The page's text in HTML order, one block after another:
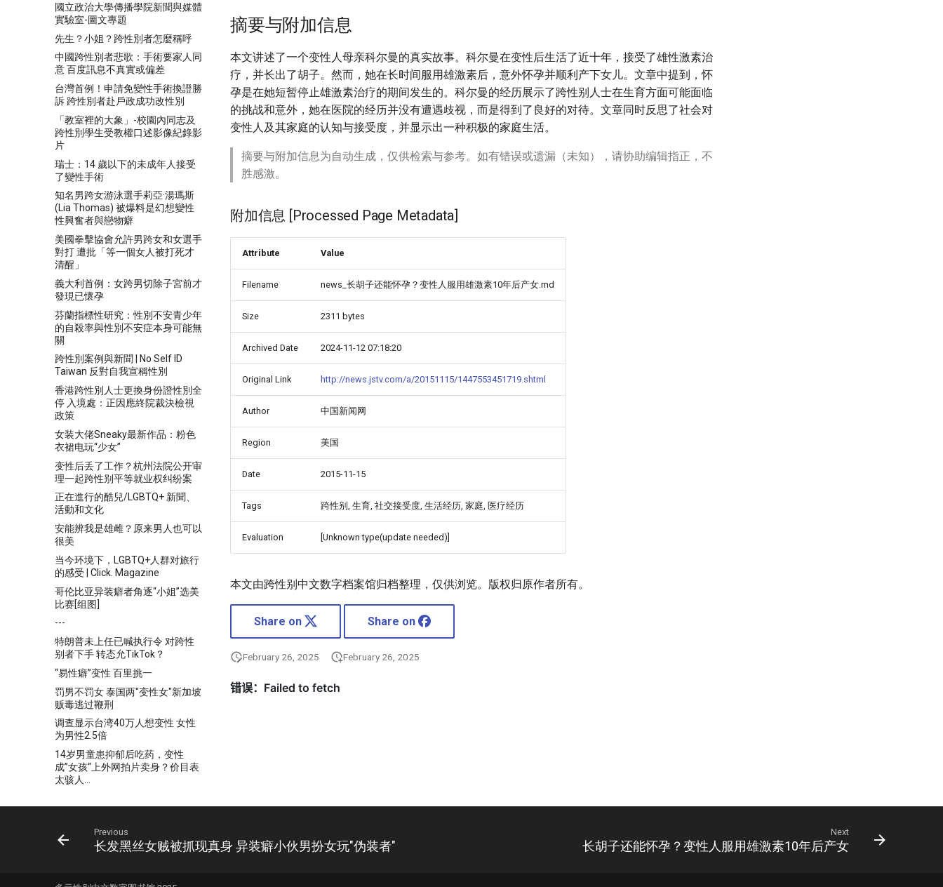
國立政治大學傳播學院新聞與媒體
實驗室-圖文專題
先生？小姐？跨性別者怎麼稱呼
中國跨性別者悲歌：手術要家人同
意 百度訊息不真實或偏差
台灣首例！申請免變性手術換證勝
訴 跨性別者赴戶政成功改性別
「教室裡的大象」-校園內同志及
跨性別學生受教權口述影像紀錄影
片
瑞士：14 歲以下的未成年人接受
了變性手術
知名男跨女游泳選手莉亞·湯瑪斯
(Lia Thomas) 被爆料是幻想變性
性興奮者與戀物癖
美國拳擊協會允許男跨女和女選手
對打 遭批「等一個女人被打死才
清醒」
義大利首例：女跨男切除子宮前才
發現已懷孕
芬蘭指標性研究：性別不安青少年
的自殺率與性別不安症本身可能無
關
跨性別案例與新聞 | No Self ID
Taiwan 反對自我宣稱性別
香港跨性別人士更換身份證性別全
停 入境處：正因應終院裁決檢視
政策
女装大佬Sneaky最新作品：粉色
衣裙电玩“少女”
变性后丢了工作？杭州法院公开审
理一起跨性别平等就业权纠纷案
正在進行的酷兒/LGBTQ+ 新聞、
活動和文化
安能辨我是雄雌？原来男人也可以
很美
当今环境下，LGBTQ+人群对旅行
的感受 | Click. Magazine
哥伦比亚异装癖者角逐“小姐”选美
比赛[组图]
---
特朗普未上任已喊执行令 对跨性
别者下手 转态允TikTok？
“易性癖”变性 百里挑一
罚男不罚女 泰国两"变性女"新加坡
贩毒逃过鞭刑
调查显示台湾40万人想变性 女性
为男性2.5倍
14岁男童患抑郁后吃药，变性
成”女孩“上外网拍片卖身？价目表
太骇人...
跨部门小组研保障变性人法例
跨性別-新聞剪報-經他之手，性別
摘要与附加信息
本文讲述了一个变性人母亲科尔曼的真实故事。科尔曼在变性后生活了近十年，接受了雄性激素治
疗，并长出了胡子。然而，她在长时间服用雄激素后，意外怀孕并顺利产下女儿。文章中提到，怀
孕是在她短暂停止雄激素治疗的期间发生的。科尔曼的经历展示了跨性别人士在生育方面可能面临
的挑战和意外，她在医院的经历并没有遭遇歧视，而是得到了良好的对待。文章同时反思了社会对
变性人及其家庭的认知与接受度，并显示出一种积极的家庭生活。
摘要与附加信息为自动生成，仅供检索与参考。如有错误或遗漏（未知），请协助编辑指正，不
胜感激。
附加信息 [Processed Page Metadata]
Attribute Value
Filename news_长胡子还能怀孕？变性人服用雄激素10年后产女.md
Size 2311 bytes
Archived Date 2024-11-12 07:18:20
Original Link http://news.jstv.com/a/20151115/1447553451719.shtml
Author 中国新闻网
Region 美国
Date 2015-11-15
Tags 跨性别, 生育, 社交接受度, 生活经历, 家庭, 医疗经历
Evaluation [Unknown type(update needed)]
本文由跨性别中文数字档案馆归档整理，仅供浏览。版权归原作者所有。
Share on Share on
February 26, 2025 February 26, 2025
Previous
长发黑丝女贼被抓现真身 异装癖小伙男扮女玩"伪装者"
Next
长胡子还能怀孕？变性人服用雄激素10年后产女